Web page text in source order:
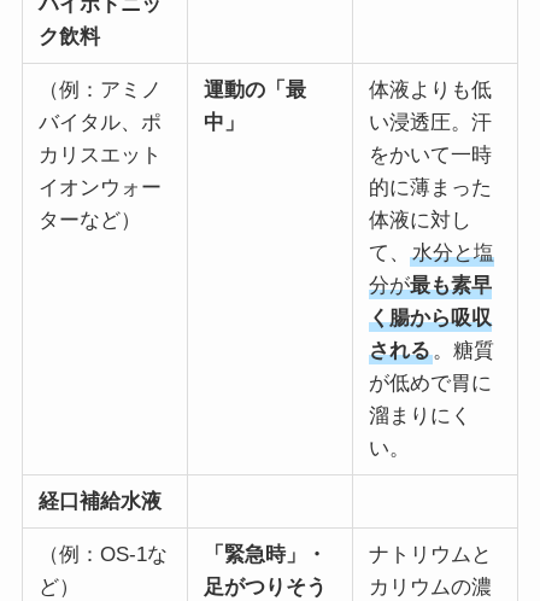
ク飲料
（例：アミノ
バイタル、ポ
カリスエット
イオンウォー
ターなど）
運動の「最
中」
体液よりも低
い浸透圧。汗
をかいて一時
的に薄まった
体液に対し
て、
水分と塩
分が最も素早
く腸から吸収
される。糖質
が低めで胃に
溜まりにく
い。
経口補給水液
（例：OS-1な
ど）
「緊急時」・
足がつりそう
ナトリウムと
カリウムの濃